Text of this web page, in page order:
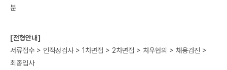
분
[전형안내]
서류접수 > 인적성검사 > 1차면접 > 2차면접 > 처우협의 > 채용검진 >
최종입사